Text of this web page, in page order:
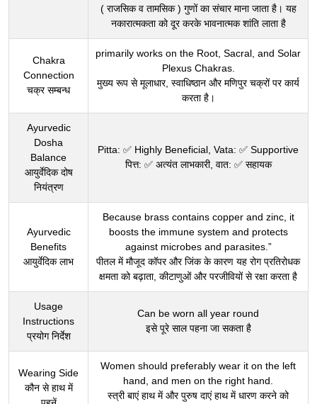
( राजसिक व तामसिक ) गुणों का संचार माना जाता है। यह
नकारात्मकता को दूर करके भावनात्मक शांति लाता है
Chakra
Connection
चक्र सम्बन्ध
primarily works on the Root, Sacral, and Solar
Plexus Chakras.
मुख्य रूप से मूलाधार, स्वाधिष्ठान और मणिपुर चक्रों पर कार्य
करता है।
Ayurvedic
Dosha
Balance
आयुर्वेदिक दोष
नियंत्रण
Pitta: ✅ Highly Beneficial, Vata: ✅ Supportive
पित्त: ✅ अत्यंत लाभकारी, वात: ✅ सहायक
Ayurvedic
Benefits
आयुर्वेदिक लाभ
Because brass contains copper and zinc, it
boosts the immune system and protects
against microbes and parasites.”
पीतल में मौजूद कॉपर और जिंक के कारण यह रोग प्रतिरोधक
क्षमता को बढ़ाता, कीटाणुओं और परजीवियों से रक्षा करता है
Usage
Instructions
प्रयोग निर्देश
Can be worn all year round
इसे पूरे साल पहना जा सकता है
Wearing Side
कौन से हाथ में
Women should preferably wear it on the left
hand, and men on the right hand.
स्त्री बाएं हाथ में और पुरुष दाएं हाथ में धारण करने को